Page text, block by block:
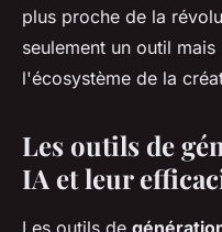
plus proche de la
seulement un outil
l'écosystème de la
Les outils de
IA et leur
Les outils de